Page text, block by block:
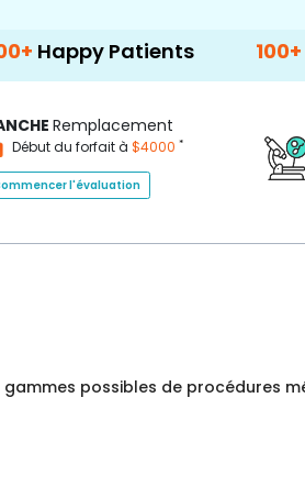
Patients 100+
Remplacement
Début du forfait à $4000 *
l'évaluation
possibles de procédures